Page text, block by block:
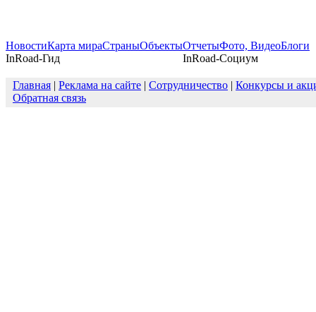
НовостиКарта мираСтраныОбъектыОтчетыФото, ВидеоБлоги
InRoad-Гид
InRoad-Социум
Главная | Реклама на сайте | Сотрудничество | Конкурсы и
Обратная связь